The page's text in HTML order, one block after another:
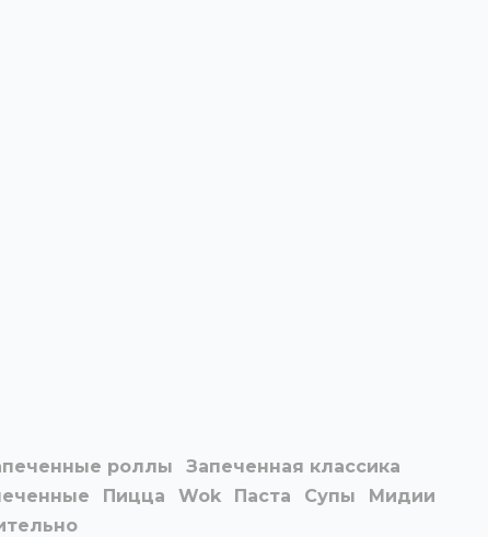
роллы
Запеченная классика
Пицца Wok Паста Супы
Мидии